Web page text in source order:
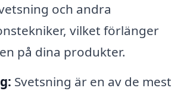
och andra
vilket förlänger
på dina produkter.
Svetsning är en av de mest